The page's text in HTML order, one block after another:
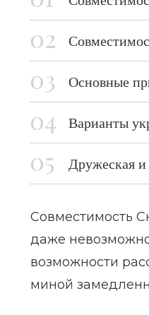
Основные
Варианты
Дружеская и
Совместимость
даже
возможности
миной